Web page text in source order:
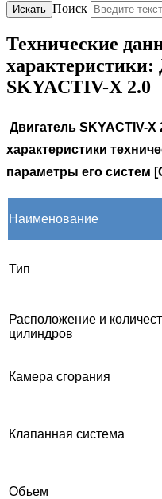
Искать Поиск
Технические
характеристики:
SKYACTIV-X 2.0
Двигатель SKYACTIV-
характеристики
параметры его систем
Наименование
Тип
Расположение и
цилиндров
Камера сгорания
Клапанная система
Объем